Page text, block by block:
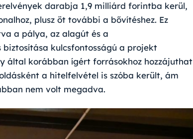
darabja 1,9 milliárd forintba kerül,
plusz öt további a bővítéshez. Ez
a pálya, az alagút és a
kulcsfontosságú a projekt
által korábban ígért forrásokhoz hozzájuthat
a hitelfelvétel is szóba került, ám
nem volt megadva.